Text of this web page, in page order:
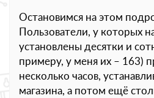
Остановимся на этом
Пользователи, у которых
установлены десятки и
примеру, у меня их – 163)
несколько часов,
магазина, а потом ещё